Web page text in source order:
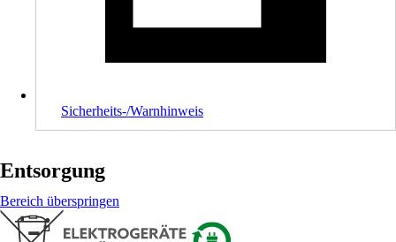
Sicherheits-/Warnhinweis
Entsorgung
Bereich überspringen